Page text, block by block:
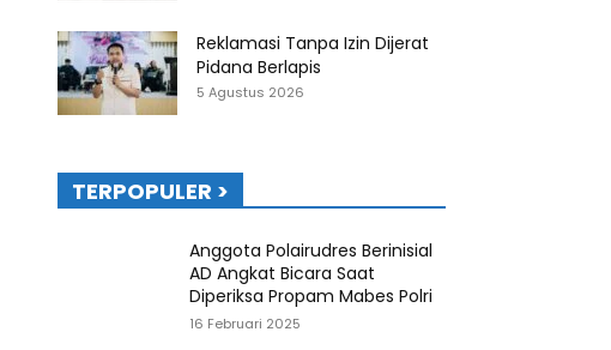
Reklamasi Tanpa Izin Dijerat
Pidana Berlapis
5 Agustus 2026
TERPOPULER >
Anggota Polairudres Berinisial
AD Angkat Bicara Saat
Diperiksa Propam Mabes Polri
16 Februari 2025